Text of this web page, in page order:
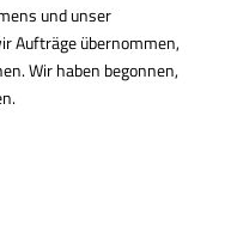
und unser
Aufträge übernommen,
Wir haben begonnen,